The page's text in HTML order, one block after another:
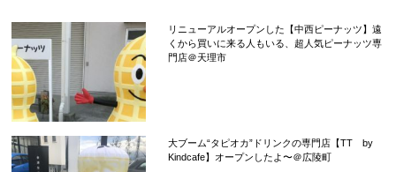
リニューアルオープンした【中西ピーナッツ】遠
くから買いに来る人もいる、超人気ピーナッツ専
門店＠天理市
大ブーム“タピオカ”ドリンクの専門店【TT by
Kindcafe】オープンしたよ〜＠広陵町